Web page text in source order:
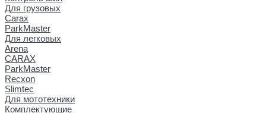
Для грузовых
Carax
ParkMaster
Для легковых
Arena
CARAX
ParkMaster
Recxon
Slimtec
Для мототехники
Комплектующие